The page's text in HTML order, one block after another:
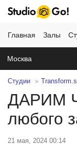
Главная Залы
Москва
Студии
ДАРИМ
любого
21 мая, 2024 00:14